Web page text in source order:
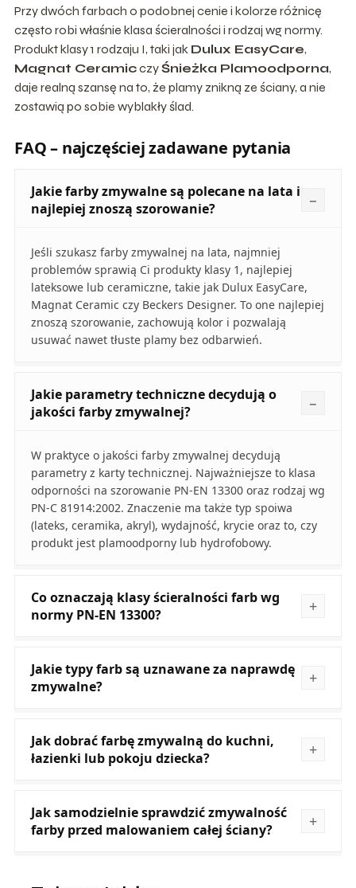
Przy dwóch farbach o podobnej cenie i kolorze różnicę
często robi właśnie klasa ścieralności i rodzaj wg normy.
Produkt klasy 1 rodzaju I, taki jak Dulux EasyCare,
Magnat CeramicczyŚnieżka Plamoodporna,
daje realną szansę na to, że plamy znikną ze ściany, a nie
zostawią po sobie wyblakły ślad.
FAQ – najczęściej zadawane pytania
Jakie farby zmywalne są polecane na lata i
najlepiej znoszą szorowanie?
Jeśli szukasz farby zmywalnej na lata, najmniej
problemów sprawią Ci produkty klasy 1, najlepiej
lateksowe lub ceramiczne, takie jak Dulux EasyCare,
Magnat Ceramic czy Beckers Designer. To one najlepiej
znoszą szorowanie, zachowują kolor i pozwalają
usuwać nawet tłuste plamy bez odbarwień.
Jakie parametry techniczne decydują o
jakości farby zmywalnej?
W praktyce o jakości farby zmywalnej decydują
parametry z karty technicznej. Najważniejsze to klasa
odporności na szorowanie PN-EN 13300 oraz rodzaj wg
PN-C 81914:2002. Znaczenie ma także typ spoiwa
(lateks, ceramika, akryl), wydajność, krycie oraz to, czy
produkt jest plamoodporny lub hydrofobowy.
Co oznaczają klasy ścieralności farb wg
normy PN-EN 13300?
Jakie typy farb są uznawane za naprawdę
zmywalne?
Jak dobrać farbę zmywalną do kuchni,
łazienki lub pokoju dziecka?
Jak samodzielnie sprawdzić zmywalność
farby przed malowaniem całej ściany?